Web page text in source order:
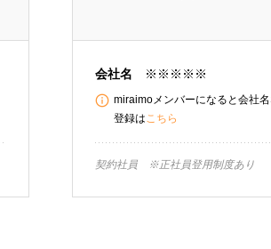
会社名 ※※※※※
miraimoメンバーになると会社
登録はこちら
契約社員 ※正社員登用制度